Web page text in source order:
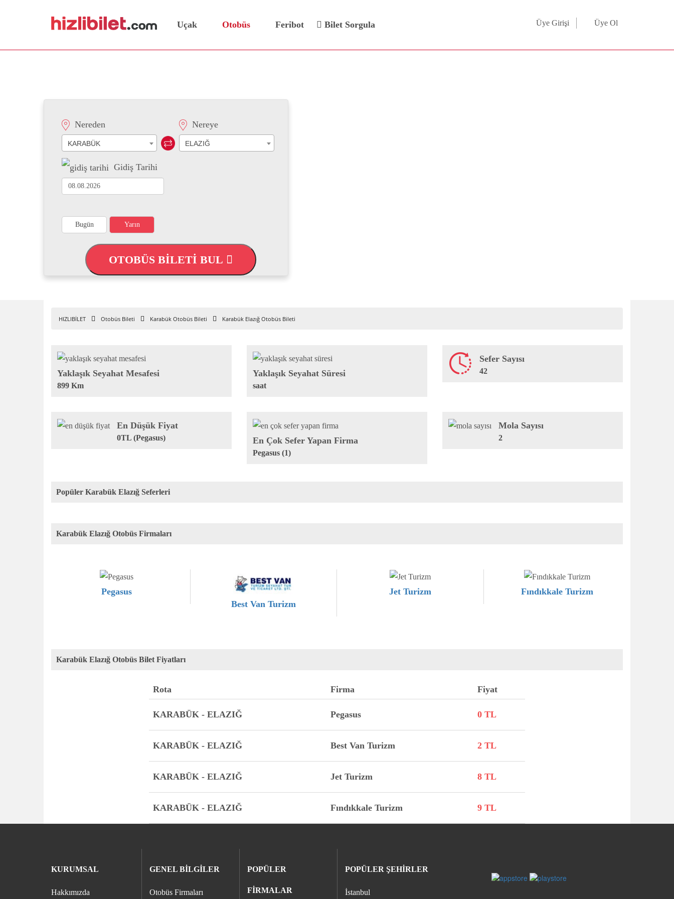
Uçak Otobüs Feribot Bilet Sorgula Üye Girişi Üye Ol
Nereden
KARABÜK
Nereye
ELAZIĞ
Gidiş Tarihi
Bugün Yarın
OTOBÜS BİLETİ BUL
HIZLIBİLET Otobüs Bileti Karabük Otobüs Bileti Karabük Elazığ Otobüs Bileti
Yaklaşık Seyahat Mesafesi
899 Km
Yaklaşık Seyahat Süresi
saat
Sefer Sayısı
42
En Düşük Fiyat
0TL (Pegasus) En Çok Sefer Yapan Firma
Pegasus (1)
Mola Sayısı
2
Popüler Karabük Elazığ Seferleri
Karabük Elazığ Otobüs Firmaları
Pegasus
Best Van Turizm
Jet Turizm Fındıkkale Turizm
Karabük Elazığ Otobüs Bilet Fiyatları
Rota Firma Fiyat
KARABÜK - ELAZIĞ Pegasus 0 TL
KARABÜK - ELAZIĞ Best Van Turizm 2 TL
KARABÜK - ELAZIĞ Jet Turizm 8 TL
KARABÜK - ELAZIĞ Fındıkkale Turizm 9 TL
KURUMSAL
Hakkımızda
GENEL BİLGİLER
Otobüs Firmaları
POPÜLER
FİRMALAR
POPÜLER ŞEHİRLER
İstanbul